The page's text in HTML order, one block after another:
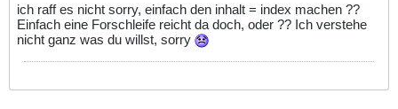
ich raff es nicht sorry, einfach den inhalt = index machen ??
Einfach eine Forschleife reicht da doch, oder ?? Ich verstehe
nicht ganz was du willst, sorry